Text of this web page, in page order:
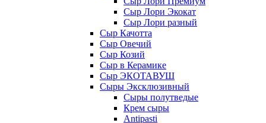
Сыр Лори Экокат
Сыр Лори разный
Сыр Качотта
Сыр Овечий
Сыр Козий
Сыр в Керамике
Сыр ЭКОТАВУШ
Сыры Эксклюзивный
Сыры полутведые
Крем сыры
Antipasti